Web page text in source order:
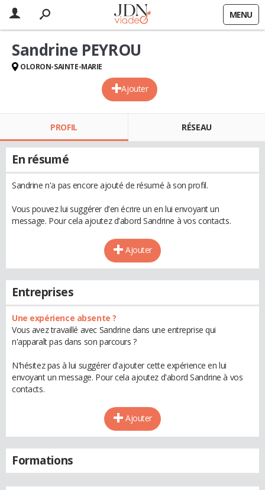
MENU
Ajouter
Sandrine PEYROU
OLORON-SAINTE-MARIE
PROFIL RÉSEAU
En résumé
Sandrine n'a pas encore ajouté de résumé à son profil.
Vous pouvez lui suggérer d'en écrire un en lui envoyant un
message. Pour cela ajoutez d'abord Sandrine à vos contacts.
Ajouter
Entreprises
Une expérience absente ?
Vous avez travaillé avec Sandrine dans une entreprise qui
n'apparaît pas dans son parcours ?
N'hésitez pas à lui suggérer d'ajouter cette expérience en lui
envoyant un message. Pour cela ajoutez d'abord Sandrine à vos
contacts.
Ajouter
Formations